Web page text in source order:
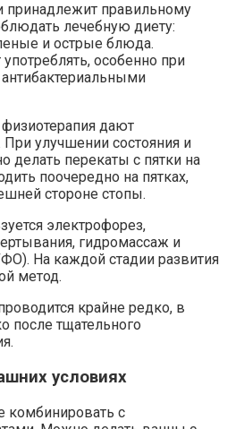
принадлежит правильному
лечебную диету:
и острые блюда.
особенно при
дают
улучшении состояния и
делать перекаты с пятки на
поочередно на пятках,
стороне стопы.
электрофорез,
гидромассаж и
На каждой стадии развития
метод.
крайне редко, в
после тщательного
условиях
с